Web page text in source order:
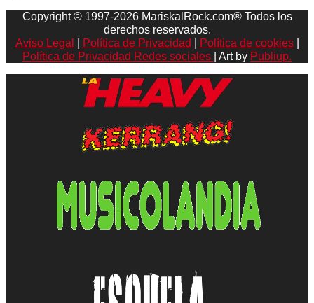
Copyright © 1997-2026 MariskalRock.com® Todos los
derechos reservados.
Aviso Legal
Política de Privacidad Política de cookies|
Política de Privacidad Redes sociales
| Art by Publiup.